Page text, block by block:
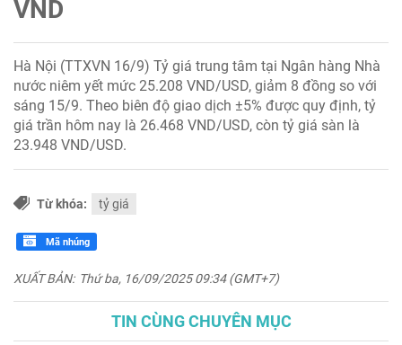
VND
Hà Nội (TTXVN 16/9) Tỷ giá trung tâm tại Ngân hàng Nhà
nước niêm yết mức 25.208 VND/USD, giảm 8 đồng so với
sáng 15/9. Theo biên độ giao dịch ±5% được quy định, tỷ
giá trần hôm nay là 26.468 VND/USD, còn tỷ giá sàn là
23.948 VND/USD.
Từ khóa: tỷ giá
Mã nhúng
XUẤT BẢN: Thứ ba, 16/09/2025 09:34 (GMT+7)
TIN CÙNG CHUYÊN MỤC